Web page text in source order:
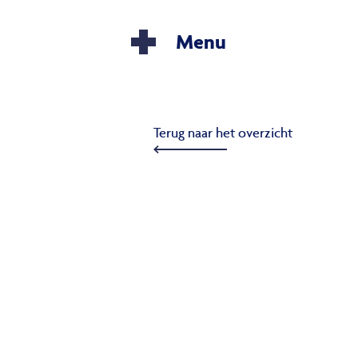
Menu
Terug naar het overzicht